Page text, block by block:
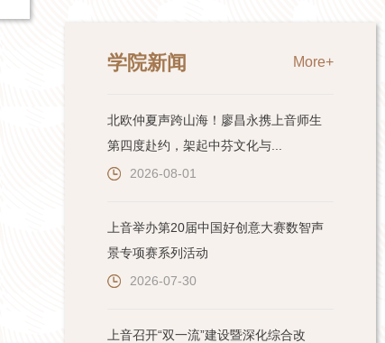
学院新闻 More+
北欧仲夏声跨山海！廖昌永携上音师生
第四度赴约，架起中芬文化与...
2026-08-01
上音举办第20届中国好创意大赛数智声
景专项赛系列活动
2026-07-30
上音召开“双一流”建设暨深化综合改